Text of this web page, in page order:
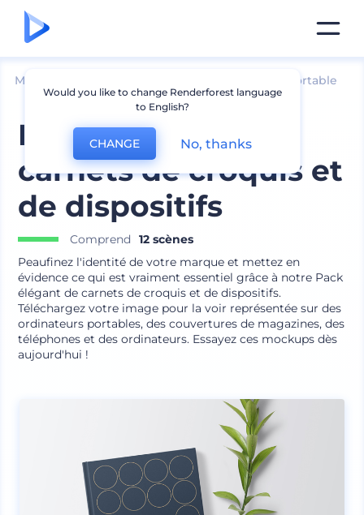
Mockups Maquette d՛ordinateur portable
Pack élégant de
carnets de croquis et
de dispositifs
Comprend
12 scènes
Peaufinez l'identité de votre marque et mettez en
évidence ce qui est vraiment essentiel grâce à notre Pack
élégant de carnets de croquis et de dispositifs.
Téléchargez votre image pour la voir représentée sur des
ordinateurs portables, des couvertures de magazines, des
téléphones et des ordinateurs. Essayez ces mockups dès
aujourd'hui !
Would you like to change Renderforest language
to English?
CHANGE No, thanks